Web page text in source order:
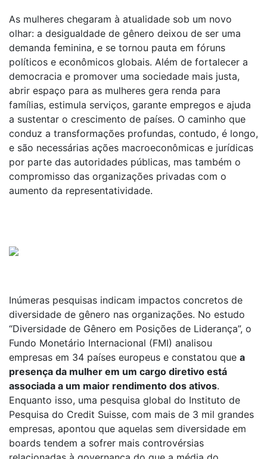
As mulheres chegaram à atualidade sob um novo
olhar: a desigualdade de gênero deixou de ser uma
demanda feminina, e se tornou pauta em fóruns
políticos e econômicos globais. Além de fortalecer a
democracia e promover uma sociedade mais justa,
abrir espaço para as mulheres gera renda para
famílias, estimula serviços, garante empregos e ajuda
a sustentar o crescimento de países. O caminho que
conduz a transformações profundas, contudo, é longo,
e são necessárias ações macroeconômicas e jurídicas
por parte das autoridades públicas, mas também o
compromisso das organizações privadas com o
aumento da representatividade.
Inúmeras pesquisas indicam impactos concretos de
diversidade de gênero nas organizações. No estudo
“Diversidade de Gênero em Posições de Liderança”, o
Fundo Monetário Internacional (FMI) analisou
empresas em 34 países europeus e constatou que a
presença da mulher em um cargo diretivo está
associada a um maior rendimento dos ativos.
Enquanto isso, uma pesquisa global do Instituto de
Pesquisa do Credit Suisse, com mais de 3 mil grandes
empresas, apontou que aquelas sem diversidade em
boards tendem a sofrer mais controvérsias